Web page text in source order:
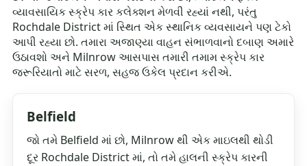
વ્યાવસાયિક સ્ક્રેપ કાર કલેક્શન મેળવી રહ્યાં નથી, પરંતુ
Rochdale District માં સ્થિત એક સ્થાનિક વ્યવસાયને પણ ટેકો
આપી રહ્યા છો. તમારા અજાણ્યા વાહન સંભાળવાનો દબાણ અમારે
ઉઠાવશો અને Milnrow આસપાસ તમારી તમામ સ્ક્રેપ કાર
જરૂરિયાતો માટે સરળ, સહજ ઉકેલ પ્રદાન કરીએ.
Belfield
જો તમે Belfield માં છો, Milnrow થી એક માઇલથી થોડી
દૂર Rochdale District માં, તો તમે હાલની સ્ક્રેપ કારની